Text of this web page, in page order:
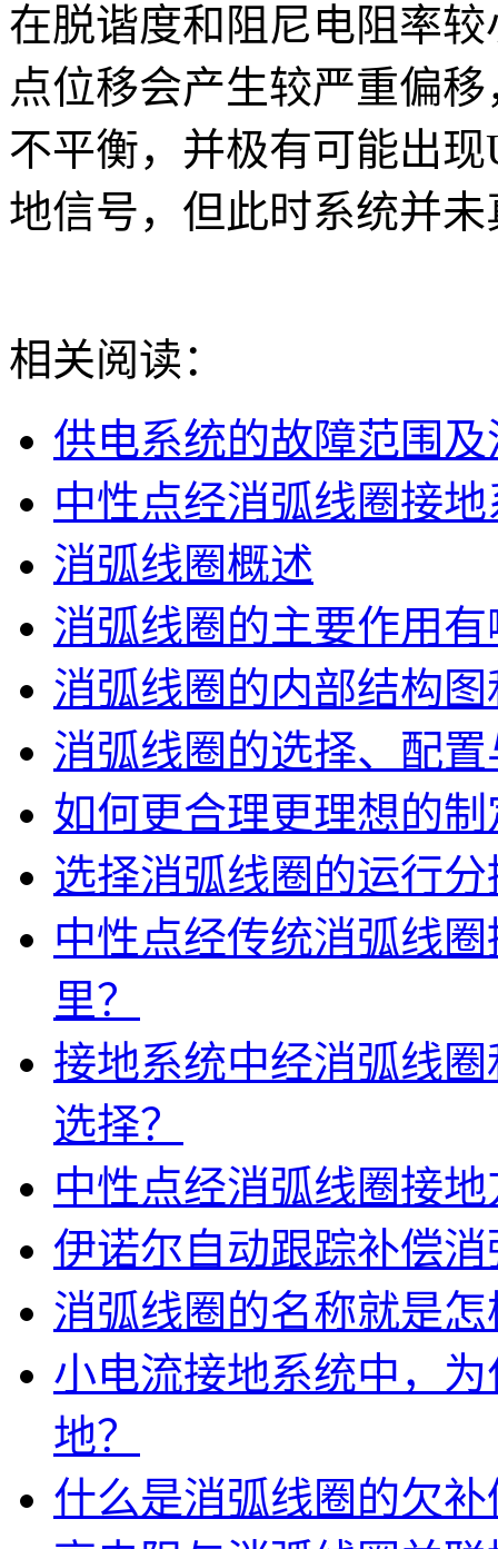
在脱谐度和阻尼电阻率
点位移会产生较严重偏
不平衡，并极有可能出
地信号，但此时系统并
相关阅读：
供电系统的故障范围
中性点经消弧线圈接
消弧线圈概述
消弧线圈的主要作用有
消弧线圈的内部结构
消弧线圈的选择、配
如何更合理更理想的
选择消弧线圈的运行
中性点经传统消弧线
里？
接地系统中经消弧线
选择？
中性点经消弧线圈接
伊诺尔自动跟踪补偿
消弧线圈的名称就是
小电流接地系统中，
地？
什么是消弧线圈的欠